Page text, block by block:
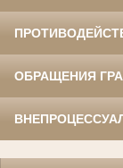
ОБРАЩЕНИЯ